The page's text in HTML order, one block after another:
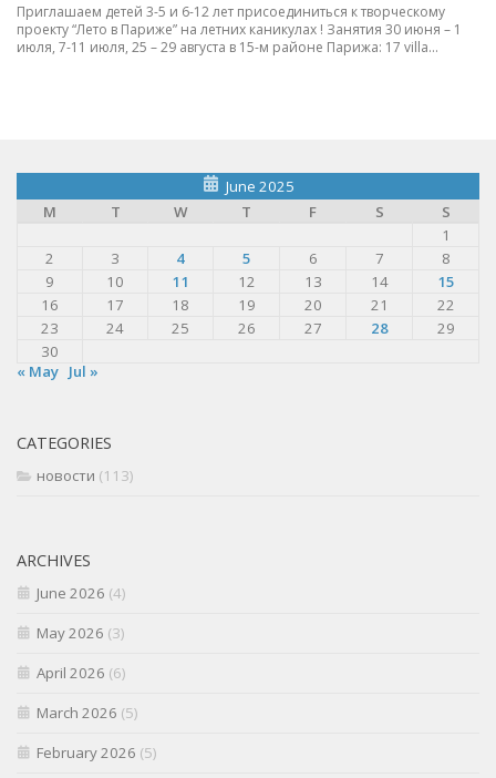
Приглашаем детей 3-5 и 6-12 лет присоединиться к творческому
проекту “Лето в Париже” на летних каникулах ! Занятия 30 июня – 1
июля, 7-11 июля, 25 – 29 августа в 15-м районе Парижа: 17 villa...
June 2025
M
T W T F S
S
1
2
3 4 5 6 7
8
9
10 11 12 13 14
15
16
17 18 19 20 21
22
23
24 25 26 27 28
29
30
« May Jul »
CATEGORIES
новости (113)
ARCHIVES
June 2026 (4)
May 2026 (3)
April 2026 (6)
March 2026 (5)
February 2026 (5)